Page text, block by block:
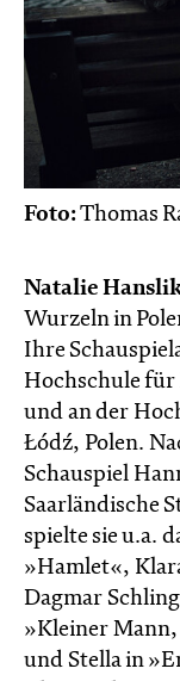
Foto:Thomas
Natalie
Wurzeln in
Ihre
Hochschule
und an der
Łódź, Polen.
Schauspiel
Saarländische
spielte sie u.a.
»Hamlet«,
Dagmar
»Kleiner Mann,
und Stella in